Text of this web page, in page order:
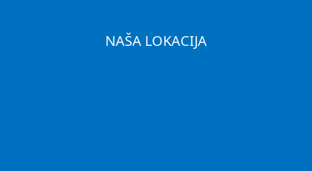
NAŠA LOKACIJA